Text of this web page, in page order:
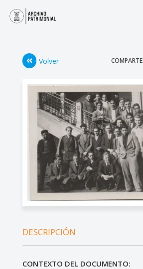
Volver COMPARTE
DESCRIPCIÓN
CONTEXTO DEL DOCUMENTO: